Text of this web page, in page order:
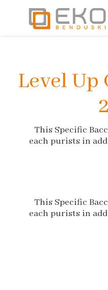
Level Up
This Specific
each purists in
This Specific
each purists in